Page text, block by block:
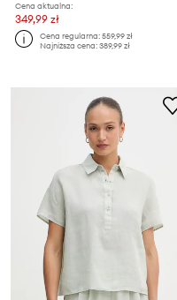
Cena aktualna:
349,99 zł
Cena regularna:559,99 zł
Najniższa cena:389,99 zł